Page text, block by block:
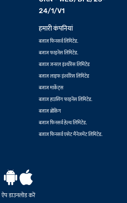
24/1/V1
हमारी कंपनियां
बजाज फिनसर्व लिमिटेड.
बजाज फाइनेंस लिमिटेड.
बजाज जनरल इंश्योरेंस लिमिटेड
बजाज लाइफ इंश्योरेंस लिमिटेड
बजाज मार्केट्स
बजाज हाउसिंग फाइनेंस लिमिटेड.
बजाज ब्रोकिंग
बजाज फिनसर्व हेल्थ लिमिटेड.
बजाज फिनसर्व एसेट मैनेजमेंट लिमिटेड.
ऐप डाउनलोड करें